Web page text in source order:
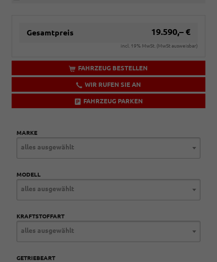
Gesamtpreis 19.590,– €
incl. 19% MwSt. (MwSt ausweisbar)
FAHRZEUG BESTELLEN
WIR RUFEN SIE AN
FAHRZEUG PARKEN
MARKE
alles ausgewählt
MODELL
alles ausgewählt
KRAFTSTOFFART
alles ausgewählt
GETRIEBEART